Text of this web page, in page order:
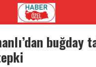
buğday